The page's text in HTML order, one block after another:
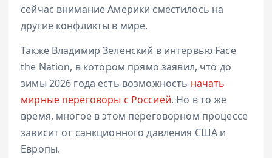
сейчас внимание Америки сместилось на
другие конфликты в мире.
Также Владимир Зеленский в интервью Face
the Nation, в котором прямо заявил, что до
зимы 2026 года есть возможность начать
мирные переговоры с Россией. Но в то же
время, многое в этом переговорном процессе
зависит от санкционного давления США и
Европы.